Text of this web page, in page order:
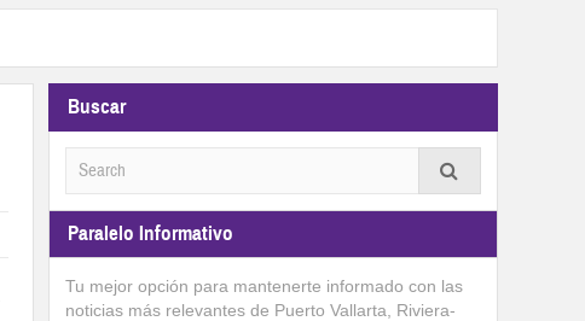
Buscar
Paralelo Informativo
Tu mejor opción para mantenerte informado con las
noticias más relevantes de Puerto Vallarta, Riviera-